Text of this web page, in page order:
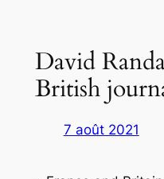
David
British
7 août 2021